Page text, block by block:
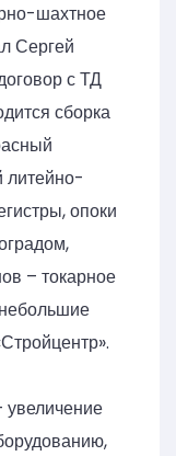
шахтное
Сергей
с ТД
сборка
литейно-
опоки
– токарное
увеличение